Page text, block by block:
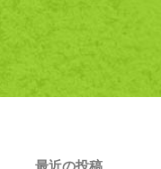
最近の投稿